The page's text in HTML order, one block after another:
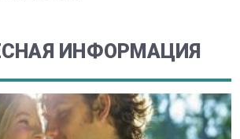
ИНФОРМАЦИЯ